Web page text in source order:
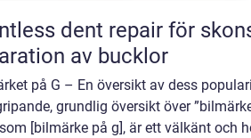
dent repair för
av bucklor
på G – En översikt av dess
grundlig översikt över
[bilmärke på g], är ett välkänt och